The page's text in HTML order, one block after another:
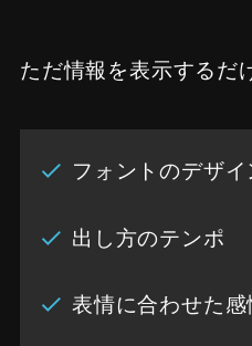
ただ情報を表示するだ
フォントのデザイ
出し方のテンポ
表情に合わせた感